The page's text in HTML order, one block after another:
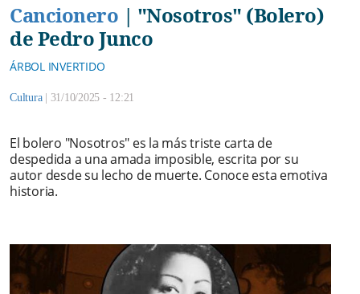
Cancionero | "Nosotros" (Bolero)
de Pedro Junco
ÁRBOL INVERTIDO
Cultura 31/10/2025 - 12:21
El bolero "Nosotros" es la más triste carta de
despedida a una amada imposible, escrita por su
autor desde su lecho de muerte. Conoce esta emotiva
historia.